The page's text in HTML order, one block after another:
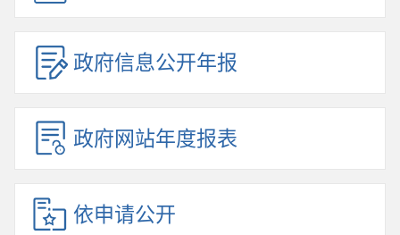
政府信息公开年报
政府网站年度报表
依申请公开